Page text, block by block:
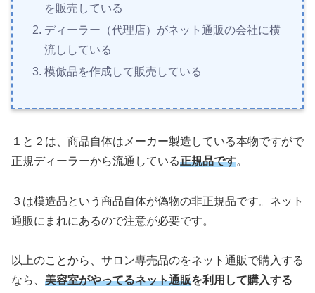
を販売している
ディーラー（代理店）がネット通販の会社に横
流ししている
模倣品を作成して販売している
１と２は、商品自体はメーカー製造している本物ですがで
正規ディーラーから流通している正規品です。
３は模造品という商品自体が偽物の非正規品です。ネット
通販にまれにあるので注意が必要です。
以上のことから、サロン専売品のをネット通販で購入する
なら、 美容室がやってるネット通販を利用して購入する